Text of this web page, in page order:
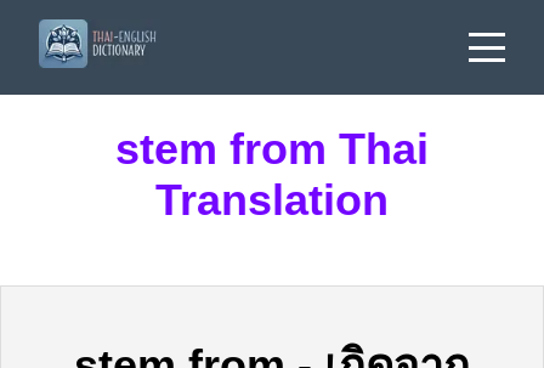
stem from Thai
Translation